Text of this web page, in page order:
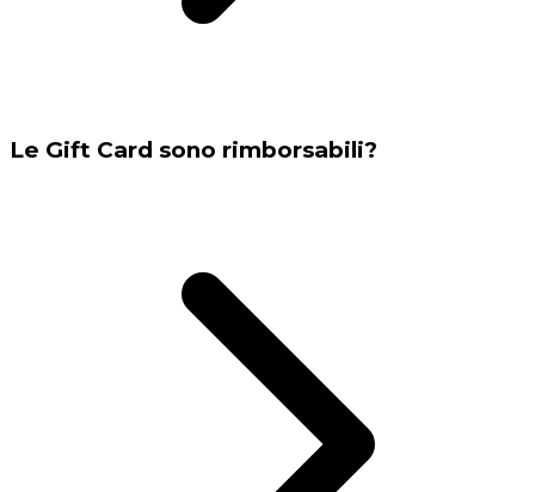
Le Gift Card sono rimborsabili?